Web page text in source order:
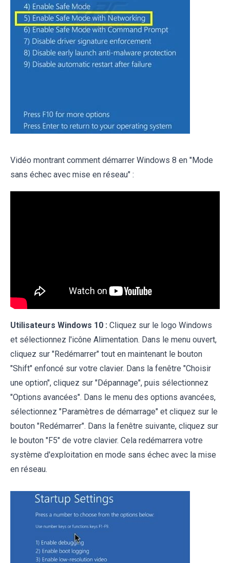
Vidéo montrant comment démarrer Windows 8 en "Mode
sans échec avec mise en réseau" :
Utilisateurs Windows 10 : Cliquez sur le logo Windows
et sélectionnez l'icône Alimentation. Dans le menu ouvert,
cliquez sur "Redémarrer" tout en maintenant le bouton
"Shift" enfoncé sur votre clavier. Dans la fenêtre "Choisir
une option", cliquez sur "Dépannage", puis sélectionnez
"Options avancées". Dans le menu des options avancées,
sélectionnez "Paramètres de démarrage" et cliquez sur le
bouton "Redémarrer". Dans la fenêtre suivante, cliquez sur
le bouton "F5" de votre clavier. Cela redémarrera votre
système d'exploitation en mode sans échec avec la mise
en réseau.